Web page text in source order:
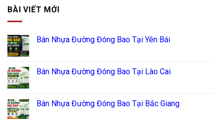
BÀI VIẾT MỚI
Bán Nhựa Đường Đóng Bao Tại Yên Bái
Bán Nhựa Đường Đóng Bao Tại Lào Cai
Bán Nhựa Đường Đóng Bao Tại Bắc Giang